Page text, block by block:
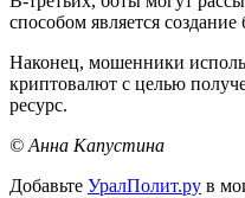
способом является
Наконец, мошенники
криптовалют с целью
ресурс.
© Анна Капустина
Добавьте УралПолит.ру в